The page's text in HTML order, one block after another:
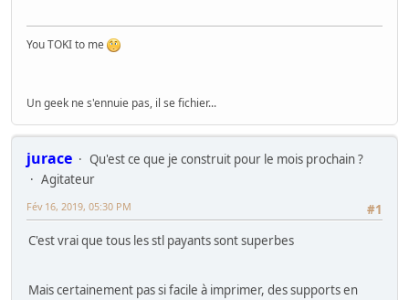
You TOKI to me
Un geek ne s'ennuie pas, il se fichier...
jurace
Qu'est ce que je construit pour le mois prochain ?
Agitateur
#1
Fév 16, 2019, 05:30 PM
C'est vrai que tous les stl payants sont superbes
Mais certainement pas si facile à imprimer, des supports en